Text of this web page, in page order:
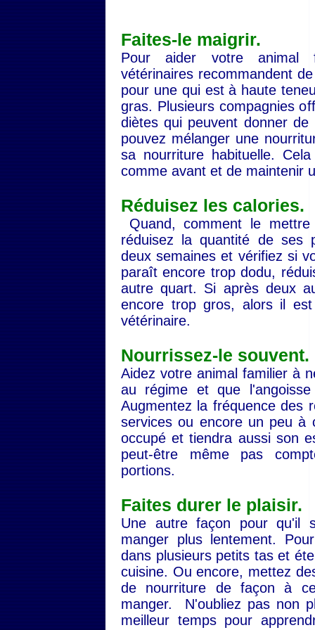
Faites-le maigrir.
Pour aider votre animal
vétérinaires recommandent
pour une qui est à haute
gras. Plusieurs compagnies
diètes qui peuvent donner
pouvez mélanger une
sa nourriture habituelle.
comme avant et de maintenir
Réduisez les calories.
Quand, comment le
réduisez la quantité de ses
deux semaines et vérifiez si
paraît encore trop dodu,
autre quart. Si après deux
encore trop gros, alors il
vétérinaire.
Nourrissez-le souvent.
Aidez votre animal familier à
au régime et que
Augmentez la fréquence des
services ou encore un peu
occupé et tiendra aussi son
peut-être même pas
portions.
Faites durer le plaisir.
Une autre façon pour qu'il
manger plus lentement.
dans plusieurs petits tas et
cuisine. Ou encore, mettez
de nourriture de façon à
manger. N'oubliez pas non
meilleur temps pour